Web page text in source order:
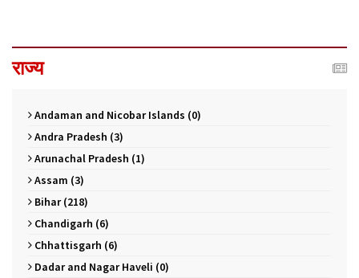
राज्य
Andaman and Nicobar Islands (0)
Andra Pradesh (3)
Arunachal Pradesh (1)
Assam (3)
Bihar (218)
Chandigarh (6)
Chhattisgarh (6)
Dadar and Nagar Haveli (0)